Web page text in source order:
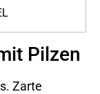
Pilzen
Zarte